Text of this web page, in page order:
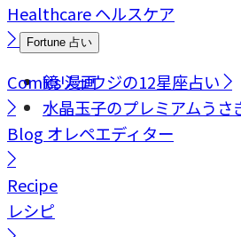
Healthcareヘルスケア
Fortune 占い
鏡リュウジの12星座占い
水晶玉子のプレミアムうさ
Comics漫画
Blog オレペエディター
Recipe
レシピ